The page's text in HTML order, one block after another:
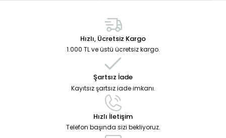
Hızlı, Ücretsiz Kargo
1.000 TL ve üstü ücretsiz kargo.
Şartsız İade
Kayıtsız şartsız iade imkanı.
Hızlı İletişim
Telefon başında sizi bekliyoruz.